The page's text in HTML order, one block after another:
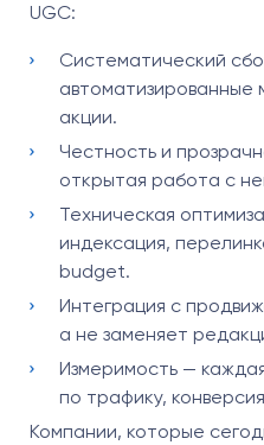
UGC:
Систематический
автоматизированные
акции.
Честность и
открытая работа с
Техническая
индексация,
budget.
Интеграция с
а не заменяет
Измеримость —
по трафику,
Компании, которые